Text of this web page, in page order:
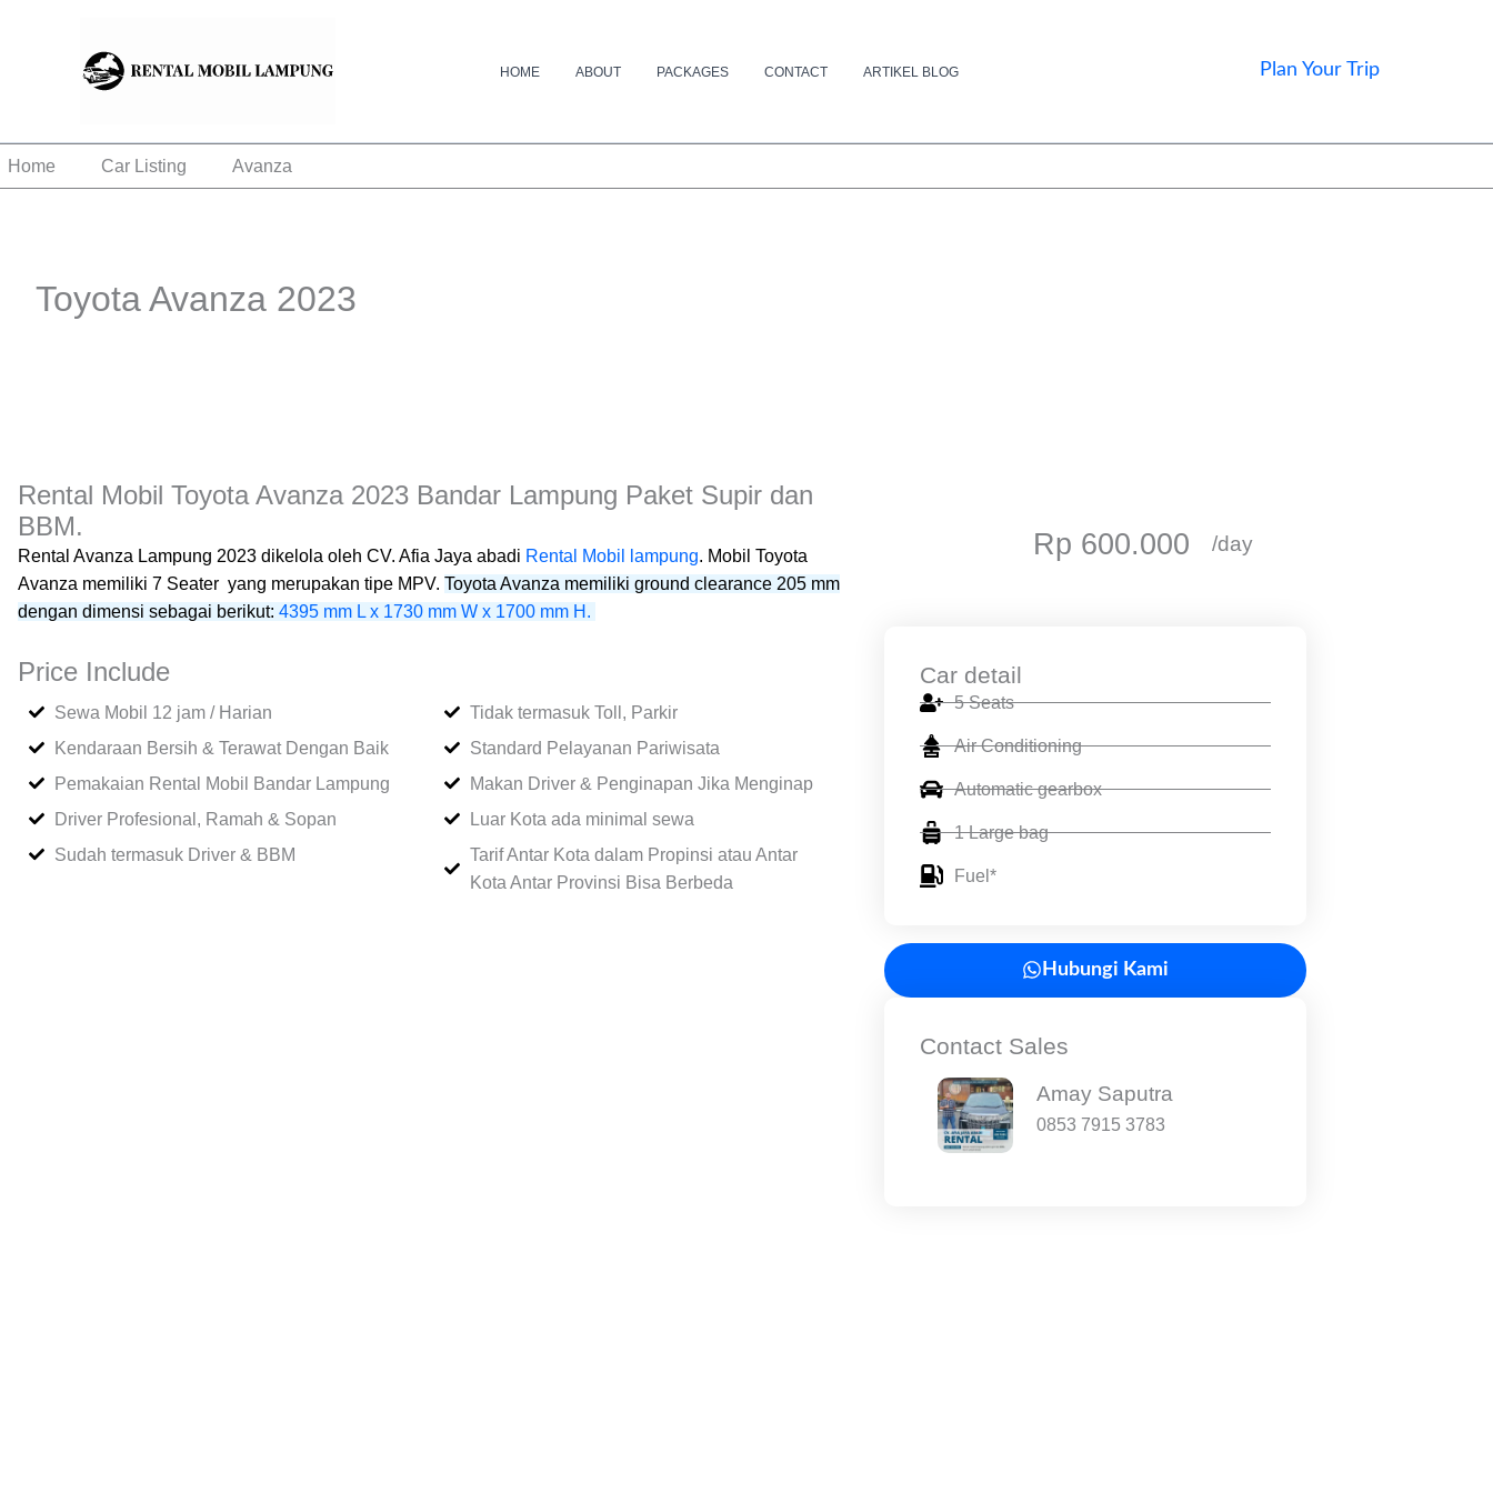
HOME ABOUT PACKAGES CONTACT ARTIKEL BLOG Plan Your Trip
Home Car Listing Avanza
Toyota Avanza 2023
Rental Mobil Toyota Avanza 2023 Bandar Lampung Paket Supir dan
BBM.
Rental Avanza Lampung 2023 dikelola oleh CV. Afia Jaya abadi Rental Mobil lampung. Mobil Toyota
Avanza memiliki 7 Seater yang merupakan tipe MPV. Toyota Avanza memiliki ground clearance 205 mm
dengan dimensi sebagai berikut: 4395 mm L x 1730 mm W x 1700 mm H.
Price Include
Sewa Mobil 12 jam / Harian
Kendaraan Bersih & Terawat Dengan Baik
Pemakaian Rental Mobil Bandar Lampung
Driver Profesional, Ramah & Sopan
Sudah termasuk Driver & BBM
Tidak termasuk Toll, Parkir
Standard Pelayanan Pariwisata
Makan Driver & Penginapan Jika Menginap
Luar Kota ada minimal sewa
Tarif Antar Kota dalam Propinsi atau Antar
Kota Antar Provinsi Bisa Berbeda
Rp 600.000 /day
Car detail
5 Seats
Air Conditioning
Automatic gearbox
1 Large bag
Fuel*
Hubungi Kami
Contact Sales
Amay Saputra
0853 7915 3783